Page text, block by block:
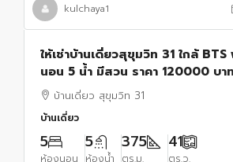
kulchaya1
ให้เช่าบ้านเดี่ยวสุขุมวิท 31 ใกล้
นอน 5 น้ำ มีสวน ราคา 120000 บาท
บ้านเดี่ยว สุขุมวิท 31
บ้านเดี่ยว
5
ห้องนอน
5
ห้องน้ำ
375
ตร.ม.
41
ตร.ว.